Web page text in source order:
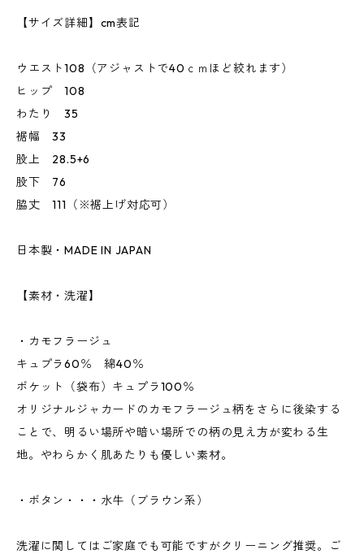
【サイズ詳細】cm表記
ウエスト108（アジャストで40ｃｍほど絞れます）
ヒップ 108
わたり 35
裾幅 33
股上 28.5+6
股下 76
脇丈 111（※裾上げ対応可）
日本製・MADE IN JAPAN
【素材・洗濯】
・カモフラージュ
キュプラ60％ 綿40％
ポケット（袋布）キュプラ100％
オリジナルジャカードのカモフラージュ柄をさらに後染する
ことで、明るい場所や暗い場所での柄の見え方が変わる生
地。やわらかく肌あたりも優しい素材。
・ボタン・・・水牛（ブラウン系）
洗濯に関してはご家庭でも可能ですがクリーニング推奨。ご